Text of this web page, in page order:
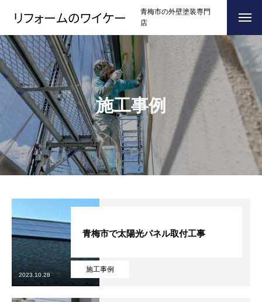
青梅市の外壁塗装専門
店
ホーム HOME
浴槽塗装
３つのこだわり CONCEPT
施工事例
お問い合わせからの流れ
ブログ
会社案内
協力下請け業者募集
施工事例
施工事例
青梅市で太陽光パネル取付工事
2023.10.28